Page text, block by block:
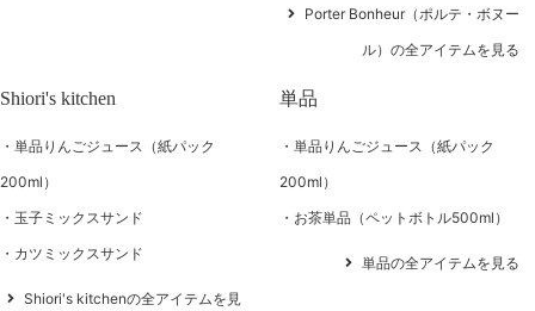
Porter Bonheur（ポルテ・ボヌー
ル）の全アイテムを見る
Shiori's kitchen
単品りんごジュース（紙パック
200ml）
玉子ミックスサンド
カツミックスサンド
Shiori's kitchenの全アイテムを見
単品
単品りんごジュース（紙パック
200ml）
お茶単品（ペットボトル500ml）
単品の全アイテムを見る